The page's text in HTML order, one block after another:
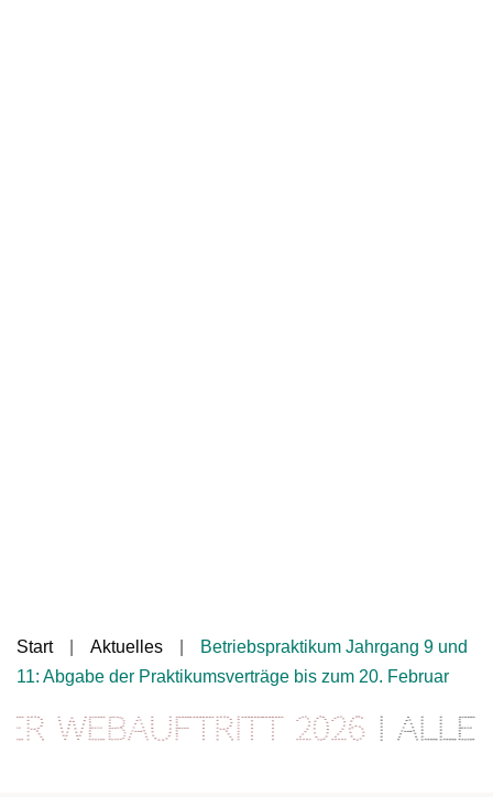
Start Aktuelles
Betriebspraktikum Jahrgang 9 und
11: Abgabe der Praktikumsverträge bis zum 20. Februar
Webauftritt 2026| Alle